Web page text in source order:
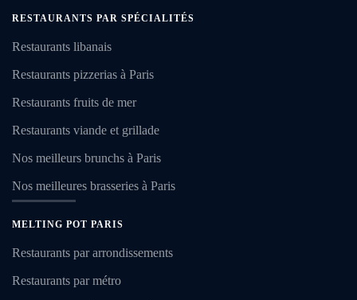
RESTAURANTS PAR SPÉCIALITÉS
Restaurants libanais
Restaurants pizzerias à Paris
Restaurants fruits de mer
Restaurants viande et grillade
Nos meilleurs brunchs à Paris
Nos meilleures brasseries à Paris
MELTING POT PARIS
Restaurants par arrondissements
Restaurants par métro